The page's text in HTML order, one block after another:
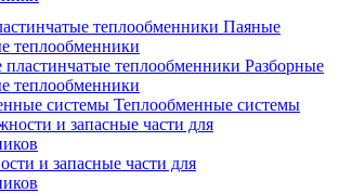
Паяные
теплообменники
Разборные
теплообменники
Теплообменные системы
и запасные части для